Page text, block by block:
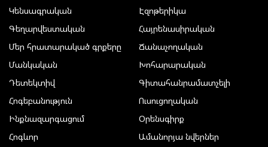
Կենսագրական
Գեղարվեստական
Մեր հրատարակած գրքերը
Մանկական
Դետեկտիվ
Հոգեբանություն
Ինքնազարգացում
Հոգևոր
Էզոթերիկա
Հայրենասիրական
Ճանաչողական
Խոհարարական
Գիտահանրամատչելի
Ուսուցողական
Օրենսգիրք
Ամանորյա նվերներ